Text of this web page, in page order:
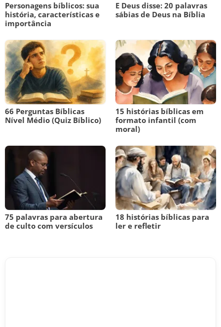
Personagens bíblicos: sua
história, características e
importância
E Deus disse: 20 palavras
sábias de Deus na Bíblia
66 Perguntas Bíblicas
Nível Médio (Quiz Bíblico)
15 histórias bíblicas em
formato infantil (com
moral)
75 palavras para abertura
de culto com versículos
18 histórias bíblicas para
ler e refletir